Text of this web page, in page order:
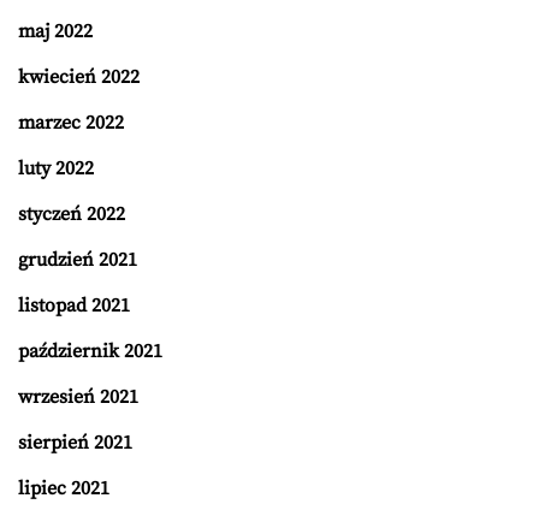
maj 2022
kwiecień 2022
marzec 2022
luty 2022
styczeń 2022
grudzień 2021
listopad 2021
październik 2021
wrzesień 2021
sierpień 2021
lipiec 2021